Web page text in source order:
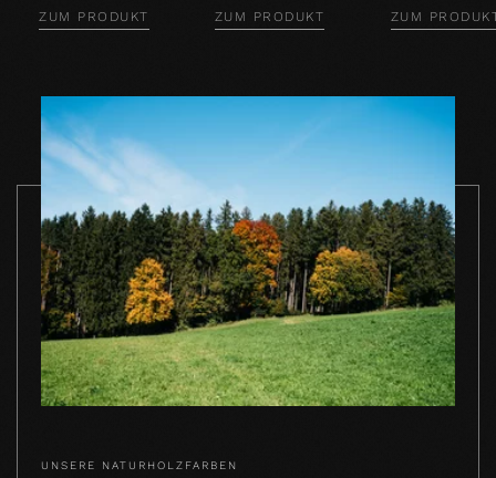
ZUM PRODUKT ZUM PRODUKT ZUM
UNSERE NATURHOLZFARBEN